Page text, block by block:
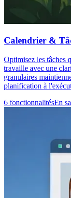
Calendrier &
Optimisez les tâches
travaille avec une
granulaires
planification à
6 fonctionnalitésEn